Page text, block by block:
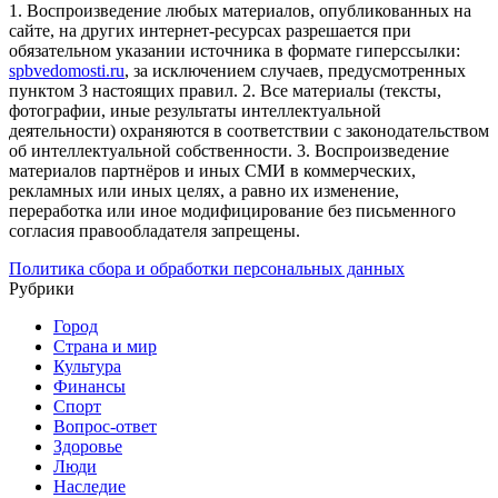
1. Воспроизведение любых материалов, опубликованных на
сайте, на других интернет-ресурсах разрешается при
обязательном указании источника в формате гиперссылки:
spbvedomosti.ru, за исключением случаев, предусмотренных
пунктом 3 настоящих правил. 2. Все материалы (тексты,
фотографии, иные результаты интеллектуальной
деятельности) охраняются в соответствии с законодательством
об интеллектуальной собственности. 3. Воспроизведение
материалов партнёров и иных СМИ в коммерческих,
рекламных или иных целях, а равно их изменение,
переработка или иное модифицирование без письменного
согласия правообладателя запрещены.
Политика сбора и обработки персональных данных
Рубрики
Город
Страна и мир
Культура
Финансы
Спорт
Вопрос-ответ
Здоровье
Люди
Наследие